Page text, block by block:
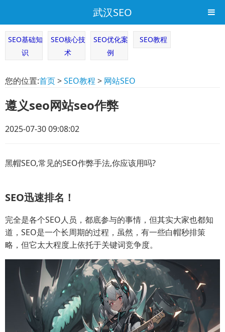
武汉SEO
SEO基础知
识
SEO核心技
术
SEO优化案
例
SEO教程
您的位置:首页>SEO教程 > 网站SEO
遵义seo网站seo作弊
2025-07-30 09:08:02
黑帽SEO,常见的SEO作弊手法,你应该用吗?
SEO迅速排名！
完全是各个SEO人员，都底参与的事情，但其实大家也都知
道，SEO是一个长周期的过程，虽然，有一些白帽秒排策
略，但它太大程度上依托于关键词竞争度。